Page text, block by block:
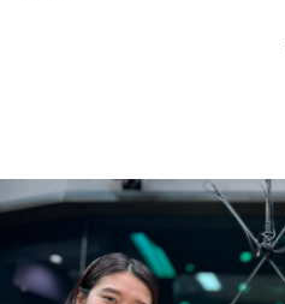
お知らせ
YouTube
会社情報